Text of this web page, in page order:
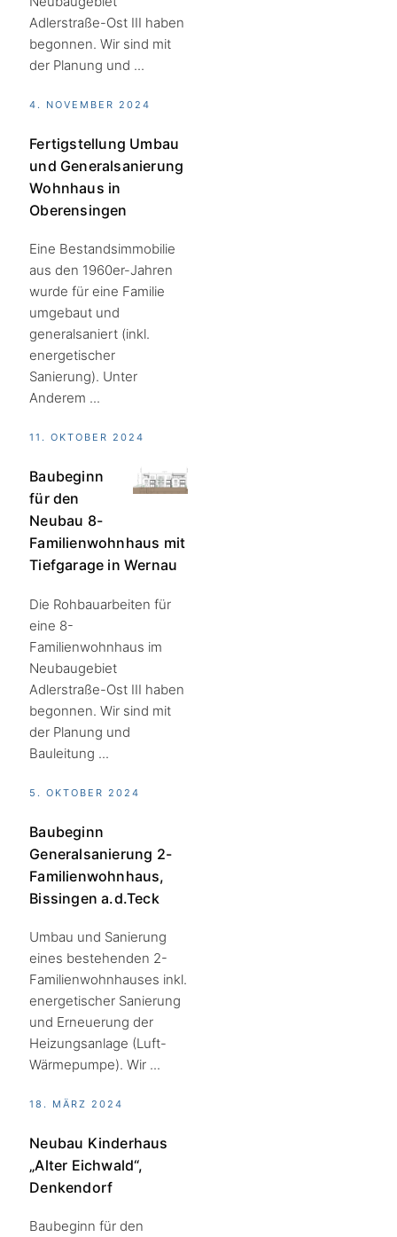
Adlerstraße-Ost III haben
begonnen. Wir sind mit
der Planung und ...
4. NOVEMBER 2024
Fertigstellung Umbau
und Generalsanierung
Wohnhaus in
Oberensingen
Eine Bestandsimmobilie
aus den 1960er-Jahren
wurde für eine Familie
umgebaut und
generalsaniert (inkl.
energetischer
Sanierung). Unter
Anderem ...
11. OKTOBER 2024
Baubeginn
für den
Neubau 8-
Familienwohnhaus mit
Tiefgarage in Wernau
Die Rohbauarbeiten für
eine 8-
Familienwohnhaus im
Neubaugebiet
Adlerstraße-Ost III haben
begonnen. Wir sind mit
der Planung und
Bauleitung ...
5. OKTOBER 2024
Baubeginn
Generalsanierung 2-
Familienwohnhaus,
Bissingen a.d.Teck
Umbau und Sanierung
eines bestehenden 2-
Familienwohnhauses inkl.
energetischer Sanierung
und Erneuerung der
Heizungsanlage (Luft-
Wärmepumpe). Wir ...
18. MÄRZ 2024
Neubau Kinderhaus
„Alter Eichwald“,
Denkendorf
Baubeginn für den